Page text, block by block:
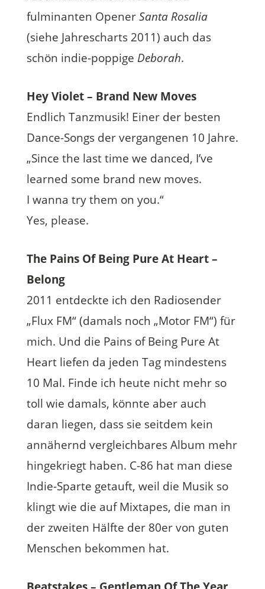
fulminanten OpenerSanta Rosalia
(siehe Jahrescharts 2011) auch das
schön indie-poppige Deborah.
Hey Violet – Brand New Moves
Endlich Tanzmusik! Einer der besten
Dance-Songs der vergangenen 10 Jahre.
„Since the last time we danced, I’ve
learned some brand new moves.
I wanna try them on you.“
Yes, please.
The Pains Of Being Pure At Heart –
Belong
2011 entdeckte ich den Radiosender
„Flux FM“ (damals noch „Motor FM“) für
mich. Und die Pains of Being Pure At
Heart liefen da jeden Tag mindestens
10 Mal. Finde ich heute nicht mehr so
toll wie damals, könnte aber auch
daran liegen, dass sie seitdem kein
annähernd vergleichbares Album mehr
hingekriegt haben. C-86 hat man diese
Indie-Sparte getauft, weil die Musik so
klingt wie die auf Mixtapes, die man in
der zweiten Hälfte der 80er von guten
Menschen bekommen hat.